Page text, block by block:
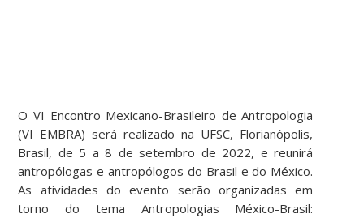
O VI Encontro Mexicano-Brasileiro de Antropologia
(VI EMBRA) será realizado na UFSC, Florianópolis,
Brasil, de 5 a 8 de setembro de 2022, e reunirá
antropólogas e antropólogos do Brasil e do México.
As atividades do evento serão organizadas em
torno do tema Antropologias México-Brasil: